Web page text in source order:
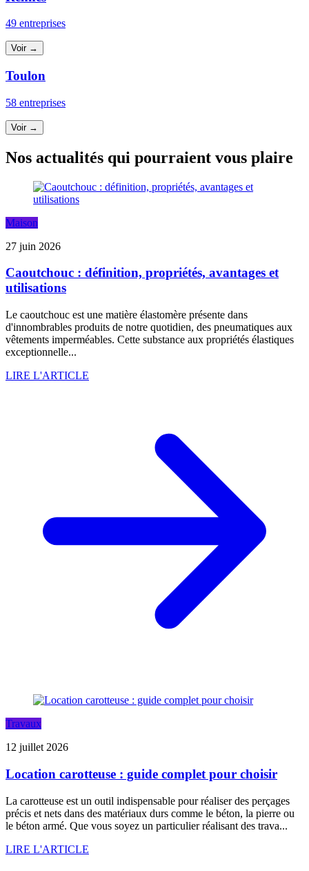
49 entreprises
Voir →
Toulon
58 entreprises
Voir →
Nos actualités qui pourraient vous plaire
Maison
27 juin 2026
Caoutchouc : définition, propriétés, avantages et
utilisations
Le caoutchouc est une matière élastomère présente dans
d'innombrables produits de notre quotidien, des pneumatiques aux
vêtements imperméables. Cette substance aux propriétés élastiques
exceptionnelle...
LIRE L'ARTICLE
Travaux
12 juillet 2026
Location carotteuse : guide complet pour choisir
La carotteuse est un outil indispensable pour réaliser des perçages
précis et nets dans des matériaux durs comme le béton, la pierre ou
le béton armé. Que vous soyez un particulier réalisant des trava...
LIRE L'ARTICLE